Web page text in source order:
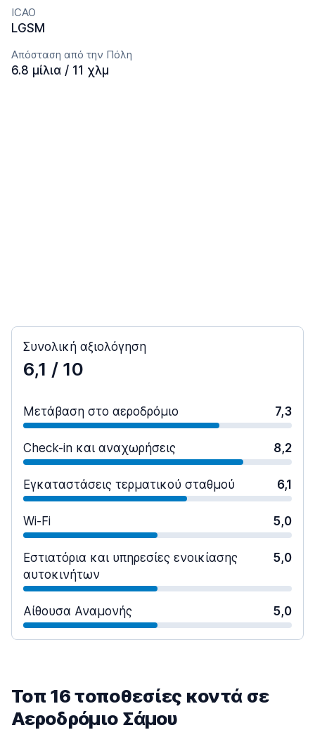
ICAO
LGSM
Απόσταση από την Πόλη
6.8 μίλια / 11 χλμ
Συνολική αξιολόγηση
6,1 / 10
Μετάβαση στο αεροδρόμιο 7,3
Check-in και αναχωρήσεις 8,2
Εγκαταστάσεις τερματικού σταθμού 6,1
Wi-Fi 5,0
Εστιατόρια και υπηρεσίες ενοικίασης
αυτοκινήτων
5,0
Αίθουσα Αναμονής 5,0
Τοπ 16 τοποθεσίες κοντά σε
Αεροδρόμιο Σάμου